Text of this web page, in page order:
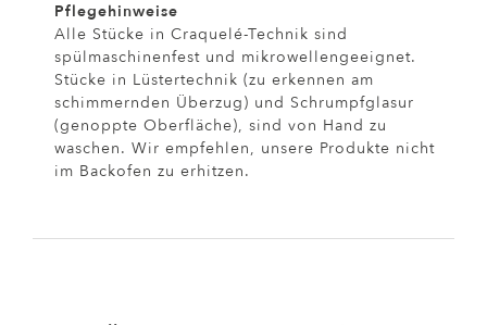
Pflegehinweise
Alle Stücke in Craquelé-Technik sind
spülmaschinenfest und mikrowellengeeignet.
Stücke in Lüstertechnik (zu erkennen am
schimmernden Überzug) und Schrumpfglasur
(genoppte Oberfläche), sind von Hand zu
waschen. Wir empfehlen, unsere Produkte nicht
im Backofen zu erhitzen.